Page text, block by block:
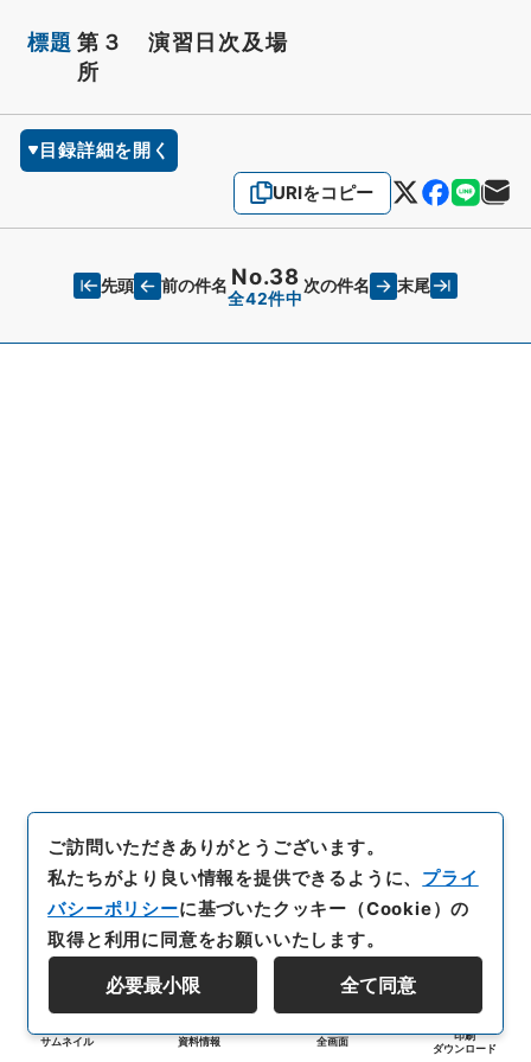
標題 第３ 演習日次及場
所
目録詳細を開く
URIをコピー
先頭 前の件名 No.38
全42件中
次の件名 末尾
サムネイル 資料情報 全画面
印刷
ダウンロード
ご訪問いただきありがとうございます。
私たちがより良い情報を提供できるように、 プライ
バシーポリシーに基づいたクッキー（Cookie）の
取得と利用に同意をお願いいたします。
必要最小限 全て同意